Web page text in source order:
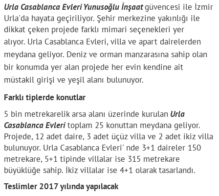
Urla Casablanca Evleri Yunusoğlu İnşaatgüvencesi ile İzmir
Urla'da hayata geçiriliyor. Şehir merkezine yakınlığı ile
dikkat çeken projede farklı mimari seçenekleri yer
alıyor. Urla Casablanca Evleri, villa ve apart dairelerden
meydana geliyor. Deniz ve orman manzarasına sahip olan
bir konumda yer alan projede her evin kendine ait
müstakil girişi ve yeşil alanı bulunuyor.
Farklı tiplerde konutlar
5 bin metrekarelik arsa alanı üzerinde kurulanUrla
Casablanca Evleritoplam 25 konuttan meydana geliyor.
Projede, 12 adet daire, 3 adet üçüz villa ve 2 adet ikiz villa
bulunuyor. Urla Casablanca Evleri' nde 3+1 daireler 150
metrekare, 5+1 tipinde villalar ise 315 metrekare
büyüklüğe sahip. İkiz villalar ise 4+1 olarak tasarlandı.
Teslimler 2017 yılında yapılacak